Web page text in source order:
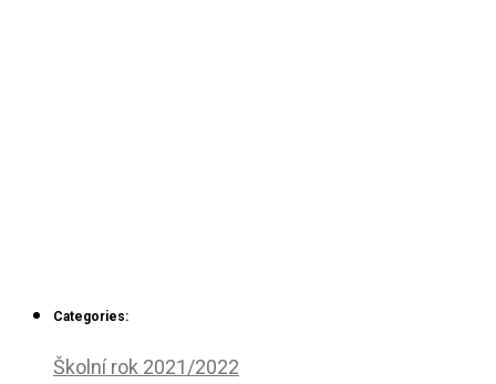
Categories:
Školní rok 2021/2022